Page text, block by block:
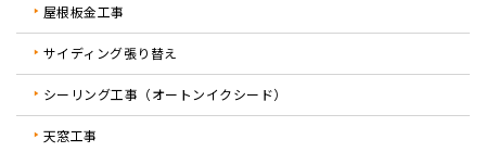
屋根板金工事
サイディング張り替え
シーリング工事（オートンイクシード）
天窓工事